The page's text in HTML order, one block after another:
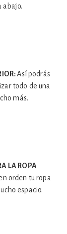
abajo.
Así podrás
todo de una
más.
LA ROPA
orden tu ropa
espacio.